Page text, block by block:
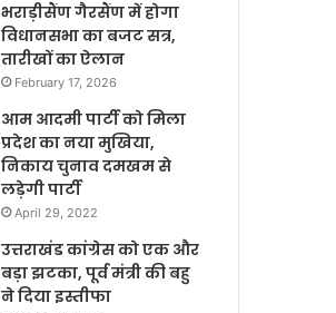
भराड़ीसैंण गैरसैंण में होगा
विधानसभा का बजट सत्र,
तारीखों का ऐलान
February 17, 2026
आम आदमी पार्टी को मिला
प्रदेश का नया मुखिया,
निकाय चुनाव दमखम से
लड़ेगी पार्टी
April 29, 2022
उत्तराखंड कांग्रेस को एक और
बड़ा झटका, पूर्व मंत्री की बहु
ने दिया इस्तीफा